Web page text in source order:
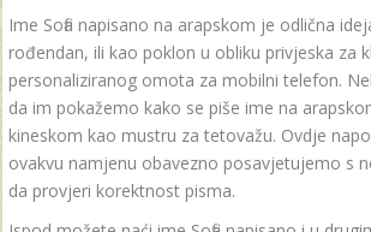
Ime Sofia napisano na arapskom je odlična
rođendan, ili kao poklon u obliku privjeska za
personaliziranog omota za mobilni telefon.
da im pokažemo kako se piše ime na
kineskom kao mustru za tetovažu. Ovdje
ovakvu namjenu obavezno posavjetujemo s
da provjeri korektnost pisma.